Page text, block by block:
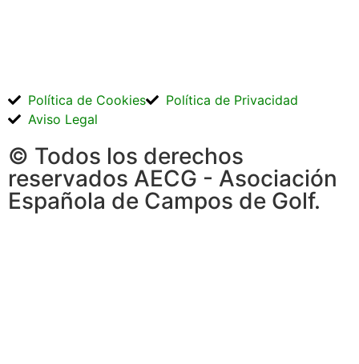
© Todos los derechos
reservados AECG - Asociación
Española de Campos de Golf.
Política de Cookies
Política de Privacidad
Aviso Legal